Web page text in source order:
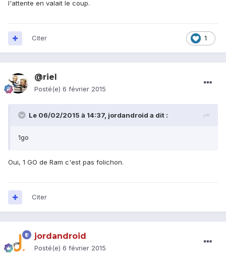
l'attente en valait le coup.
1
Citer
@riel
Posté(e) 6 février 2015
Le 06/02/2015 à 14:37, jordandroid a dit :
1go
Oui, 1 GO de Ram c'est pas folichon.
Citer
jordandroid
Posté(e) 6 février 2015